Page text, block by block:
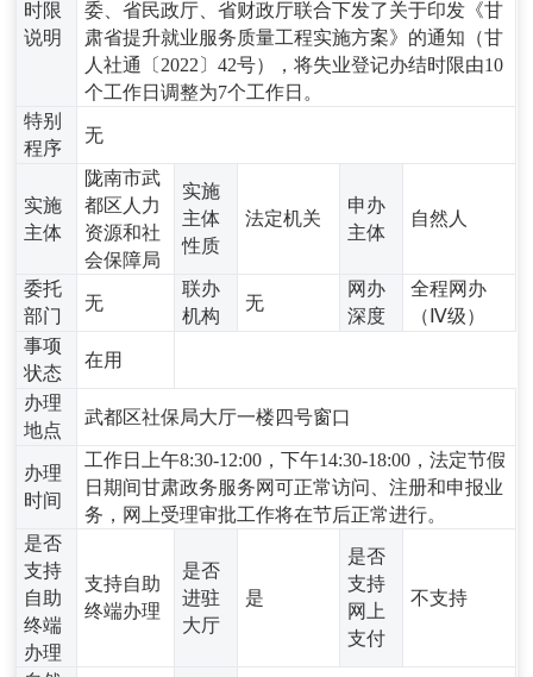
时限
说明
委、省民政厅、省财政厅联合下发了关于印发《甘
肃省提升就业服务质量工程实施方案》的通知（甘
人社通〔2022〕42号），将失业登记办结时限由10
个工作日调整为7个工作日。
特别
程序
无
实施
主体
陇南市武
都区人力
资源和社
会保障局
实施
主体
性质
法定机关
申办
主体
自然人
委托
部门
无
联办
机构
无
网办
深度
全程网办
（Ⅳ级）
事项
状态
在用
办理
地点
武都区社保局大厅一楼四号窗口
办理
时间
工作日上午8:30-12:00，下午14:30-18:00，法定节假
日期间甘肃政务服务网可正常访问、注册和申报业
务，网上受理审批工作将在节后正常进行。
是否
支持
自助
终端
办理
支持自助
终端办理
是否
进驻
大厅
是
是否
支持
网上
支付
不支持